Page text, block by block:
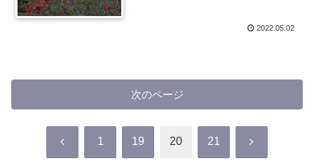
2022.05.02
次のページ
前 1 19 20 21 次